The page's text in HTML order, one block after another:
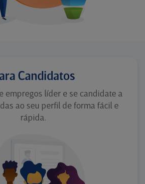
Candidatos
empregos líder e se candidate a
ao seu perfil de forma fácil e
rápida.